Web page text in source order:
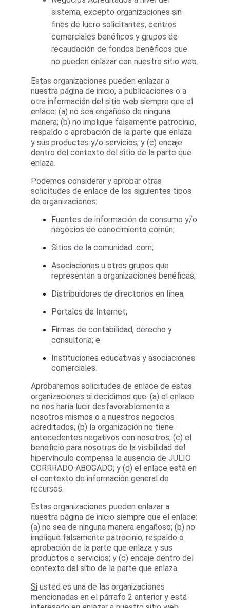
sistema, excepto organizaciones sin
fines de lucro solicitantes, centros
comerciales benéficos y grupos de
recaudación de fondos benéficos que
no pueden enlazar con nuestro sitio web.
Estas organizaciones pueden enlazar a
nuestra página de inicio, a publicaciones o a
otra información del sitio web siempre que el
enlace: (a) no sea engañoso de ninguna
manera; (b) no implique falsamente patrocinio,
respaldo o aprobación de la parte que enlaza
y sus productos y/o servicios; y (c) encaje
dentro del contexto del sitio de la parte que
enlaza.
Podemos considerar y aprobar otras
solicitudes de enlace de los siguientes tipos
de organizaciones:
Fuentes de información de consumo y/o
negocios de conocimiento común;
Sitios de la comunidad .com;
Asociaciones u otros grupos que
representan a organizaciones benéficas;
Distribuidores de directorios en línea;
Portales de Internet;
Firmas de contabilidad, derecho y
consultoría; e
Instituciones educativas y asociaciones
comerciales.
Aprobaremos solicitudes de enlace de estas
organizaciones si decidimos que: (a) el enlace
no nos haría lucir desfavorablemente a
nosotros mismos o a nuestros negocios
acreditados; (b) la organización no tiene
antecedentes negativos con nosotros; (c) el
beneficio para nosotros de la visibilidad del
hipervínculo compensa la ausencia de JULIO
CORRRADO ABOGADO; y (d) el enlace está en
el contexto de información general de
recursos.
Estas organizaciones pueden enlazar a
nuestra página de inicio siempre que el enlace:
(a) no sea de ninguna manera engañoso; (b) no
implique falsamente patrocinio, respaldo o
aprobación de la parte que enlaza y sus
productos o servicios; y (c) encaje dentro del
contexto del sitio de la parte que enlaza.
Si usted es una de las organizaciones
mencionadas en el párrafo 2 anterior y está